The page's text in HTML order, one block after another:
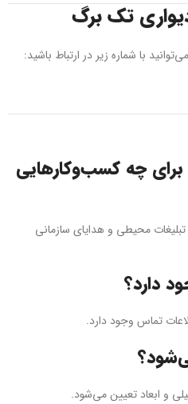
تک برگ
با شماره زیر در ارتباط باشید:
چه کسب‌وکارهایی
محیطی و هدایای سازمانی
دارد؟
تماس وجود دارد.
و ابعاد تعیین می‌شود.